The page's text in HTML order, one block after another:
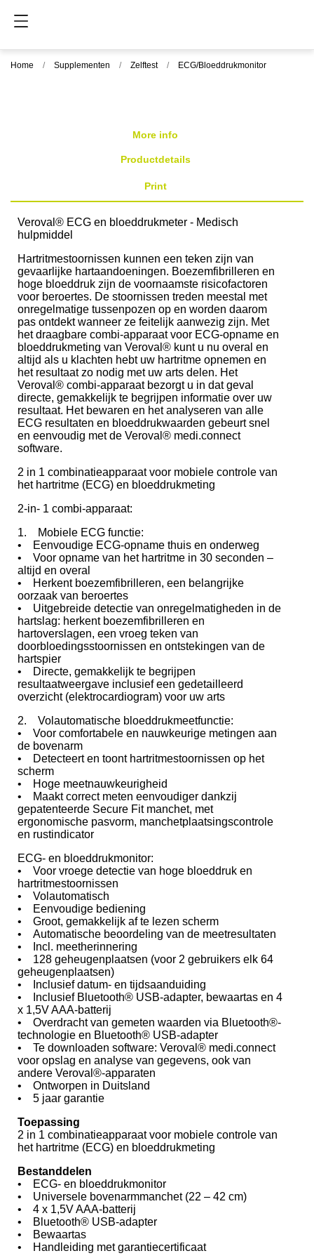
Home Supplementen Zelftest ECG/Bloeddrukmonitor
More info
Productdetails
Print
Veroval® ECG en bloeddrukmeter - Medisch
hulpmiddel
Hartritmestoornissen kunnen een teken zijn van
gevaarlijke hartaandoeningen. Boezemfibrilleren en
hoge bloeddruk zijn de voornaamste risicofactoren
voor beroertes. De stoornissen treden meestal met
onregelmatige tussenpozen op en worden daarom
pas ontdekt wanneer ze feitelijk aanwezig zijn. Met
het draagbare combi-apparaat voor ECG-opname en
bloeddrukmeting van Veroval® kunt u nu overal en
altijd als u klachten hebt uw hartritme opnemen en
het resultaat zo nodig met uw arts delen. Het
Veroval® combi-apparaat bezorgt u in dat geval
directe, gemakkelijk te begrijpen informatie over uw
resultaat. Het bewaren en het analyseren van alle
ECG resultaten en bloeddrukwaarden gebeurt snel
en eenvoudig met de Veroval® medi.connect
software.
2 in 1 combinatieapparaat voor mobiele controle van
het hartritme (ECG) en bloeddrukmeting
2-in- 1 combi-apparaat:
1. Mobiele ECG functie:
• Eenvoudige ECG-opname thuis en onderweg
• Voor opname van het hartritme in 30 seconden –
altijd en overal
• Herkent boezemfibrilleren, een belangrijke
oorzaak van beroertes
• Uitgebreide detectie van onregelmatigheden in de
hartslag: herkent boezemfibrilleren en
hartoverslagen, een vroeg teken van
doorbloedingsstoornissen en ontstekingen van de
hartspier
• Directe, gemakkelijk te begrijpen
resultaatweergave inclusief een gedetailleerd
overzicht (elektrocardiogram) voor uw arts
2. Volautomatische bloeddrukmeetfunctie:
• Voor comfortabele en nauwkeurige metingen aan
de bovenarm
• Detecteert en toont hartritmestoornissen op het
scherm
• Hoge meetnauwkeurigheid
• Maakt correct meten eenvoudiger dankzij
gepatenteerde Secure Fit manchet, met
ergonomische pasvorm, manchetplaatsingscontrole
en rustindicator
ECG- en bloeddrukmonitor:
• Voor vroege detectie van hoge bloeddruk en
hartritmestoornissen
• Volautomatisch
• Eenvoudige bediening
• Groot, gemakkelijk af te lezen scherm
• Automatische beoordeling van de meetresultaten
• Incl. meetherinnering
• 128 geheugenplaatsen (voor 2 gebruikers elk 64
geheugenplaatsen)
• Inclusief datum- en tijdsaanduiding
• Inclusief Bluetooth® USB-adapter, bewaartas en 4
x 1,5V AAA-batterij
• Overdracht van gemeten waarden via Bluetooth®-
technologie en Bluetooth® USB-adapter
• Te downloaden software: Veroval® medi.connect
voor opslag en analyse van gegevens, ook van
andere Veroval®-apparaten
• Ontworpen in Duitsland
• 5 jaar garantie
Toepassing
2 in 1 combinatieapparaat voor mobiele controle van
het hartritme (ECG) en bloeddrukmeting
Bestanddelen
• ECG- en bloeddrukmonitor
• Universele bovenarmmanchet (22 – 42 cm)
• 4 x 1,5V AAA-batterij
• Bluetooth® USB-adapter
• Bewaartas
• Handleiding met garantiecertificaat